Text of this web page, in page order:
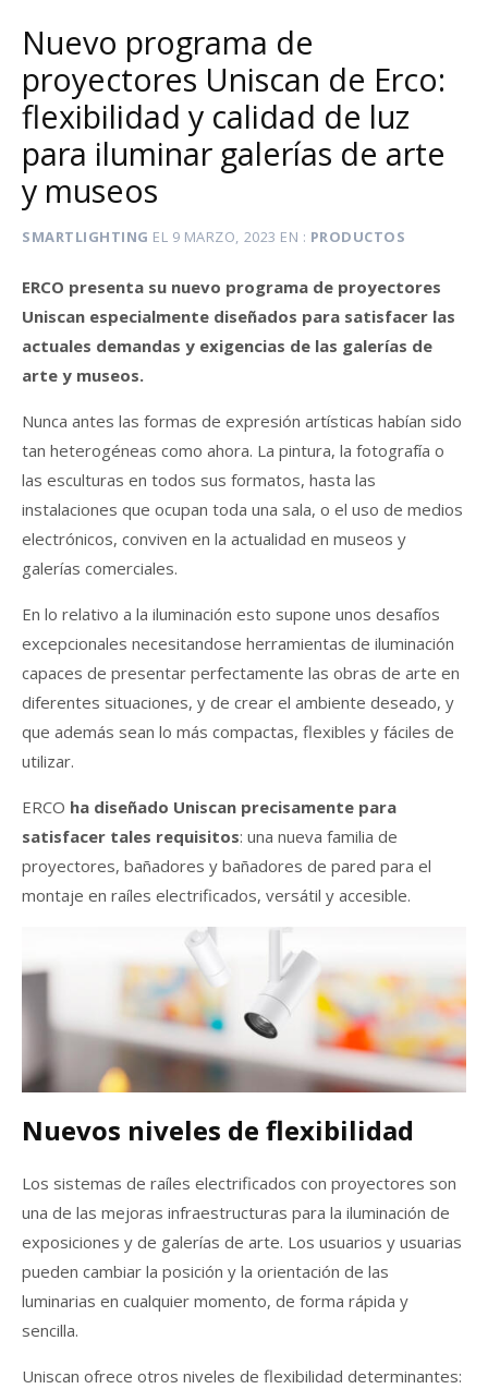
Nuevo programa de
proyectores Uniscan de Erco:
flexibilidad y calidad de luz
para iluminar galerías de arte
y museos
SMARTLIGHTING EL 9 MARZO, 2023 EN PRODUCTOS
ERCO presenta su nuevo programa de proyectores
Uniscan especialmente diseñados para satisfacer las
actuales demandas y exigencias de las galerías de
arte y museos.
Nunca antes las formas de expresión artísticas habían sido
tan heterogéneas como ahora. La pintura, la fotografía o
las esculturas en todos sus formatos, hasta las
instalaciones que ocupan toda una sala, o el uso de medios
electrónicos, conviven en la actualidad en museos y
galerías comerciales.
En lo relativo a la iluminación esto supone unos desafíos
excepcionales necesitandose herramientas de iluminación
capaces de presentar perfectamente las obras de arte en
diferentes situaciones, y de crear el ambiente deseado, y
que además sean lo más compactas, flexibles y fáciles de
utilizar.
ERCO ha diseñado Uniscan precisamente para
satisfacer tales requisitos: una nueva familia de
proyectores, bañadores y bañadores de pared para el
montaje en raíles electrificados, versátil y accesible.
Nuevos niveles de flexibilidad
Los sistemas de raíles electrificados con proyectores son
una de las mejoras infraestructuras para la iluminación de
exposiciones y de galerías de arte. Los usuarios y usuarias
pueden cambiar la posición y la orientación de las
luminarias en cualquier momento, de forma rápida y
sencilla.
Uniscan ofrece otros niveles de flexibilidad determinantes: